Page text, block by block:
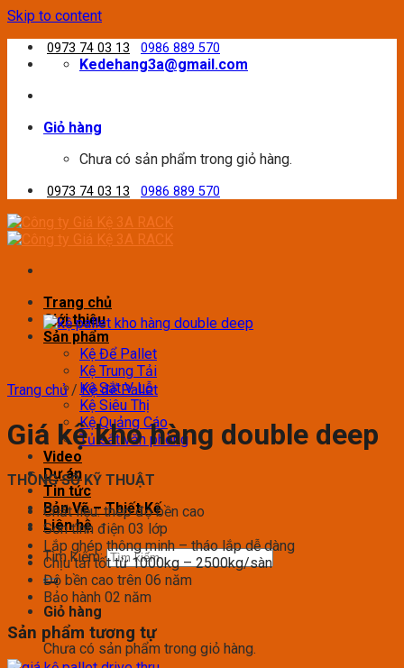
Skip to content
0973 74 03 13 0986 889 570
Kedehang3a@gmail.com
Giỏ hàng
Chưa có sản phẩm trong giỏ hàng.
0973 74 03 13 0986 889 570
Trang chủ
Giới thiệu
Sản phẩm
Kệ Để Pallet
Kệ Trung Tải
Kệ Sắt V Lỗ
Kệ Siêu Thị
Kệ Quảng Cáo
Tủ sắt văn phòng
Video
Dự án
Tin tức
Bản Vẽ – Thiết Kế
Liên hệ
Tìm kiếm:
Giỏ hàng
Chưa có sản phẩm trong giỏ hàng.
Trang chủ / Kệ để Pallet
Giá kệ kho hàng double deep
THÔNG SỐ KỸ THUẬT
Chất liệu: thép độ bền cao
Sơn tĩnh điện 03 lớp
Lắp ghép thông minh – tháo lắp dễ dàng
Chịu tải tốt từ 1000kg – 2500kg/sàn
Độ bền cao trên 06 năm
Bảo hành 02 năm
Sản phẩm tương tự